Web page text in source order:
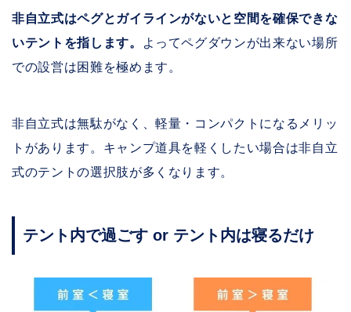
非自立式はペグとガイラインがないと空間を確保できな
いテントを指します。
よってペグダウンが出来ない場所
での設営は困難を極めます。
非自立式は無駄がなく、軽量・コンパクトになるメリッ
トがあります。キャンプ道具を軽くしたい場合は非自立
式のテントの選択肢が多くなります。
テント内で過ごす or テント内は寝るだけ